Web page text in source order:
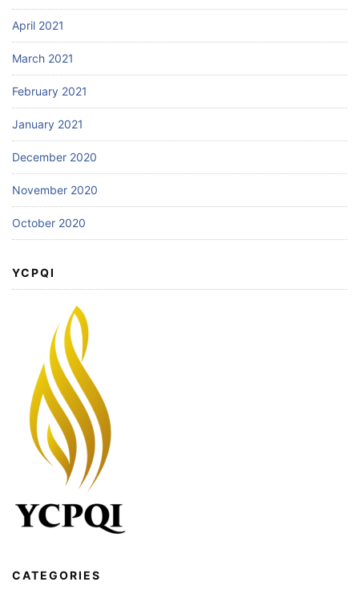
April 2021
March 2021
February 2021
January 2021
December 2020
November 2020
October 2020
YCPQI
CATEGORIES